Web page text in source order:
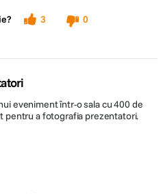
3
0
eveniment într-o sala cu 400 de
pentru a fotografia prezentatori.